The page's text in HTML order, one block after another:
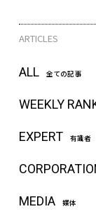
ARTICLES
ALL 全ての記事
WEEKLY
EXPERT 有識者
MEDIA 媒体